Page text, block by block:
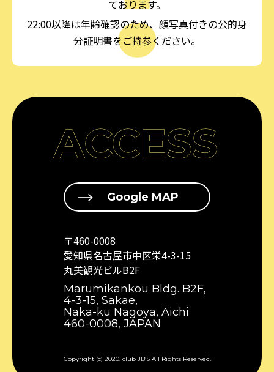
ております。
22:00以降は年齢確認のため、顔写真付きの公的身
分証明書をご持参ください。
ACCESS
Google MAP
〒460-0008
愛知県名古屋市中区栄4-3-15
丸美観光ビルB2F
Marumikankou Bldg. B2F,
4-3-15, Sakae,
Naka-ku Nagoya, Aichi
460-0008, JAPAN
Copyright (c) 2020. club JB’S All Rights Reserved.